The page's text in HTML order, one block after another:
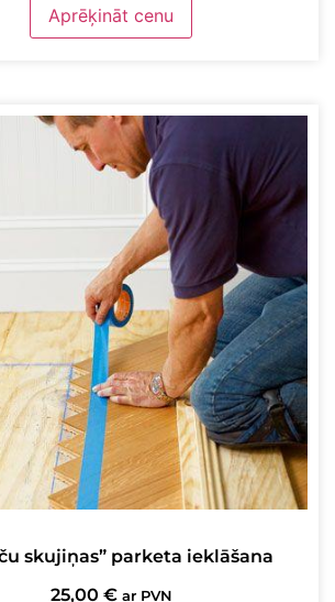
Aprēķināt cenu
skujiņas” parketa ieklāšana
25,00 € ar PVN